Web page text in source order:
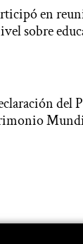
en
sobre
del